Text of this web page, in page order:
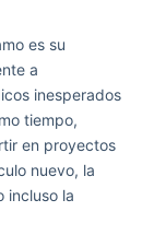
es su
a
inesperados
tiempo,
en proyectos
nuevo, la
incluso la